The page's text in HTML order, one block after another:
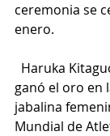
ceremonia se
enero.
Haruka
ganó el oro en
jabalina
Mundial de